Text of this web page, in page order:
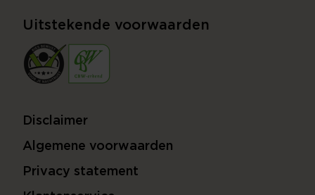
Uitstekende voorwaarden
Disclaimer
Algemene voorwaarden
Privacy statement